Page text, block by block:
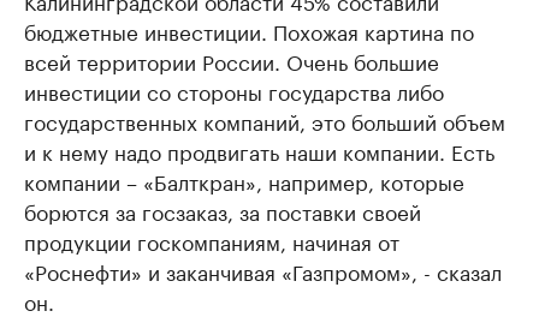
бюджетные инвестиции. Похожая картина по
всей территории России. Очень большие
инвестиции со стороны государства либо
государственных компаний, это больший объем
и к нему надо продвигать наши компании. Есть
компании – «Балткран», например, которые
борются за госзаказ, за поставки своей
продукции госкомпаниям, начиная от
«Роснефти» и заканчивая «Газпромом», - сказал
он.